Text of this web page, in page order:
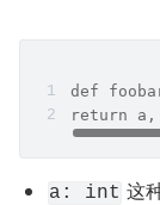
def
return
a: int 这